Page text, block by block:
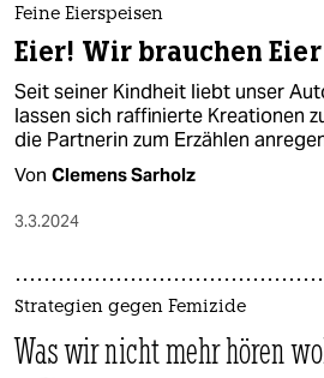
Feine Eierspeisen
Eier! Wir brauchen Eier
Seit seiner Kindheit liebt unser
lassen sich raffinierte Kreationen
die Partnerin zum Erzählen
Von Clemens Sarholz
3.3.2024
Strategien gegen Femizide
Was wir nicht mehr hören